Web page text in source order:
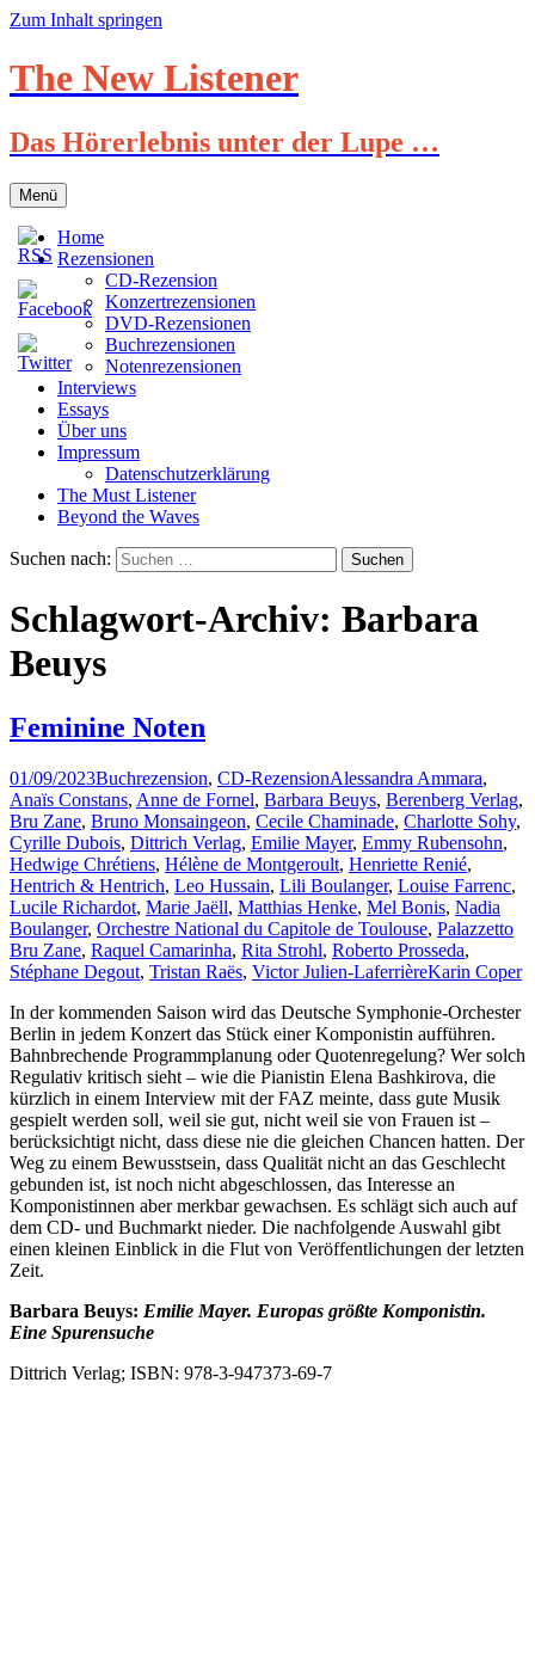
Zum Inhalt springen
The New Listener
Das Hörerlebnis unter der Lupe …
Menü
Home
Rezensionen
CD-Rezension
Konzertrezensionen
DVD-Rezensionen
Buchrezensionen
Notenrezensionen
Interviews
Essays
Über uns
Impressum
Datenschutzerklärung
The Must Listener
Beyond the Waves
Suchen nach:
Schlagwort-Archiv: Barbara
Beuys
Feminine Noten
01/09/2023Buchrezension, CD-RezensionAlessandra Ammara,
Anaïs Constans, Anne de Fornel, Barbara Beuys, Berenberg Verlag,
Bru Zane, Bruno Monsaingeon, Cecile Chaminade, Charlotte Sohy,
Cyrille Dubois, Dittrich Verlag, Emilie Mayer, Emmy Rubensohn,
Hedwige Chrétiens, Hélène de Montgeroult, Henriette Renié,
Hentrich & Hentrich, Leo Hussain, Lili Boulanger, Louise Farrenc,
Lucile Richardot, Marie Jaëll, Matthias Henke, Mel Bonis, Nadia
Boulanger, Orchestre National du Capitole de Toulouse, Palazzetto
Bru Zane, Raquel Camarinha, Rita Strohl, Roberto Prosseda,
Stéphane Degout, Tristan Raës, Victor Julien-LaferrièreKarin Coper
In der kommenden Saison wird das Deutsche Symphonie-Orchester
Berlin in jedem Konzert das Stück einer Komponistin aufführen.
Bahnbrechende Programmplanung oder Quotenregelung? Wer solch
Regulativ kritisch sieht – wie die Pianistin Elena Bashkirova, die
kürzlich in einem Interview mit der FAZ meinte, dass gute Musik
gespielt werden soll, weil sie gut, nicht weil sie von Frauen ist –
berücksichtigt nicht, dass diese nie die gleichen Chancen hatten. Der
Weg zu einem Bewusstsein, dass Qualität nicht an das Geschlecht
gebunden ist, ist noch nicht abgeschlossen, das Interesse an
Komponistinnen aber merkbar gewachsen. Es schlägt sich auch auf
dem CD- und Buchmarkt nieder. Die nachfolgende Auswahl gibt
einen kleinen Einblick in die Flut von Veröffentlichungen der letzten
Zeit.
Barbara Beuys: Emilie Mayer. Europas größte Komponistin.
Eine Spurensuche
Dittrich Verlag; ISBN: 978-3-947373-69-7